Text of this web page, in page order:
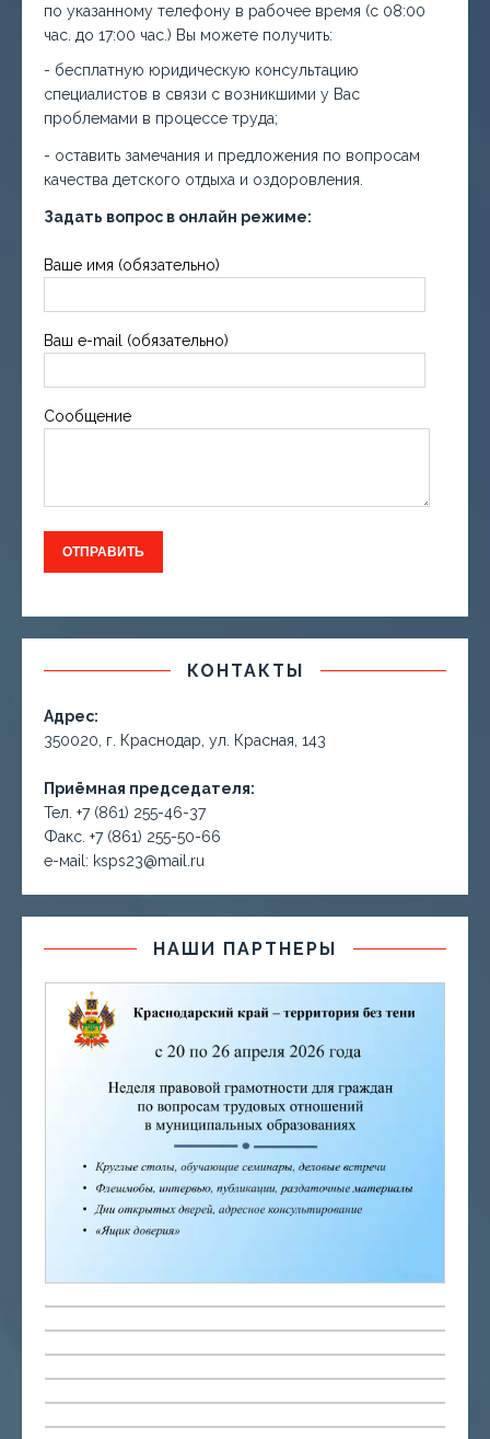
по указанному телефону в рабочее время (с 08:00
час. до 17:00 час.) Вы можете получить:
- бесплатную юридическую консультацию
специалистов в связи с возникшими у Вас
проблемами в процессе труда;
- оставить замечания и предложения по вопросам
качества детского отдыха и оздоровления.
Задать вопрос в онлайн режиме:
Ваше имя (обязательно)
Ваш e-mail (обязательно)
Сообщение
КОНТАКТЫ
Адрес:
350020, г. Краснодар, ул. Красная, 143
Приёмная председателя:
Тел. +7 (861) 255-46-37
Факс. +7 (861) 255-50-66
е-маil: ksps23@mail.ru
НАШИ ПАРТНЕРЫ